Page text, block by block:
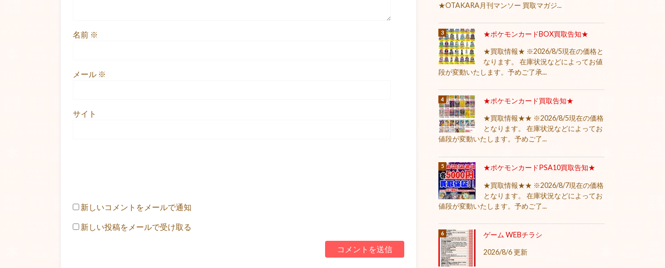
名前 ※
メール ※
サイト
新しいコメントをメールで通知
新しい投稿をメールで受け取る
★OTAKARA月刊マンソー 買取マガジ...
★ポケモンカードBOX買取告知★
★買取情報★ ※2026/8/5現在の価格と
なります。 在庫状況などによってお値
段が変動いたします。予めご了承...
★ポケモンカード買取告知★
★買取情報★★ ※2026/8/5現在の価格
となります。 在庫状況などによってお
値段が変動いたします。予めご了...
★ポケモンカードPSA10買取告知★
★買取情報★★ ※2026/8/7現在の価格
となります。 在庫状況などによってお
値段が変動いたします。予めご了...
ゲーム WEBチラシ
2026/8/6 更新